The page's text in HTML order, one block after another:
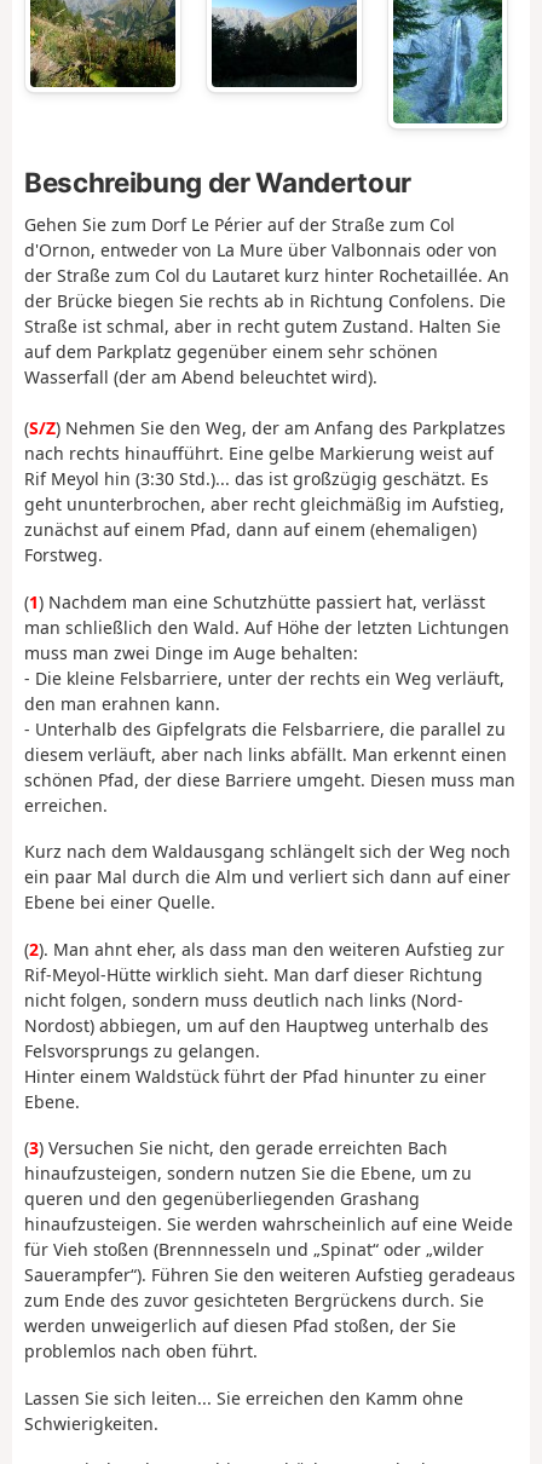
Beschreibung der Wandertour
Gehen Sie zum Dorf Le Périer auf der Straße zum Col
d'Ornon, entweder von La Mure über Valbonnais oder von
der Straße zum Col du Lautaret kurz hinter Rochetaillée. An
der Brücke biegen Sie rechts ab in Richtung Confolens. Die
Straße ist schmal, aber in recht gutem Zustand. Halten Sie
auf dem Parkplatz gegenüber einem sehr schönen
Wasserfall (der am Abend beleuchtet wird).
(S/Z) Nehmen Sie den Weg, der am Anfang des Parkplatzes
nach rechts hinaufführt. Eine gelbe Markierung weist auf
Rif Meyol hin (3:30 Std.)... das ist großzügig geschätzt. Es
geht ununterbrochen, aber recht gleichmäßig im Aufstieg,
zunächst auf einem Pfad, dann auf einem (ehemaligen)
Forstweg.
(1) Nachdem man eine Schutzhütte passiert hat, verlässt
man schließlich den Wald. Auf Höhe der letzten Lichtungen
muss man zwei Dinge im Auge behalten:
- Die kleine Felsbarriere, unter der rechts ein Weg verläuft,
den man erahnen kann.
- Unterhalb des Gipfelgrats die Felsbarriere, die parallel zu
diesem verläuft, aber nach links abfällt. Man erkennt einen
schönen Pfad, der diese Barriere umgeht. Diesen muss man
erreichen.
Kurz nach dem Waldausgang schlängelt sich der Weg noch
ein paar Mal durch die Alm und verliert sich dann auf einer
Ebene bei einer Quelle.
(2). Man ahnt eher, als dass man den weiteren Aufstieg zur
Rif-Meyol-Hütte wirklich sieht. Man darf dieser Richtung
nicht folgen, sondern muss deutlich nach links (Nord-
Nordost) abbiegen, um auf den Hauptweg unterhalb des
Felsvorsprungs zu gelangen.
Hinter einem Waldstück führt der Pfad hinunter zu einer
Ebene.
(3) Versuchen Sie nicht, den gerade erreichten Bach
hinaufzusteigen, sondern nutzen Sie die Ebene, um zu
queren und den gegenüberliegenden Grashang
hinaufzusteigen. Sie werden wahrscheinlich auf eine Weide
für Vieh stoßen (Brennnesseln und „Spinat“ oder „wilder
Sauerampfer“). Führen Sie den weiteren Aufstieg geradeaus
zum Ende des zuvor gesichteten Bergrückens durch. Sie
werden unweigerlich auf diesen Pfad stoßen, der Sie
problemlos nach oben führt.
Lassen Sie sich leiten... Sie erreichen den Kamm ohne
Schwierigkeiten.